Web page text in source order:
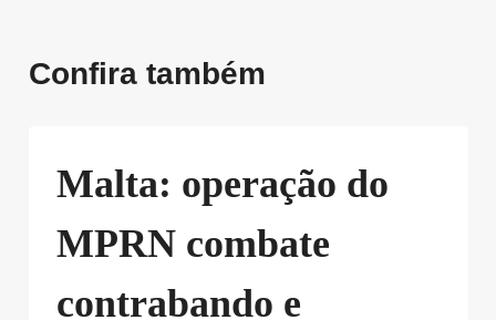
Confira também
Malta: operação do
MPRN combate
contrabando e